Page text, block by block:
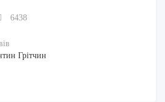
6438
Грітчин